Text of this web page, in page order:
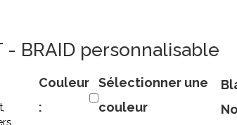
- BRAID personnalisable
Couleur
:
Sélectionner une
couleur